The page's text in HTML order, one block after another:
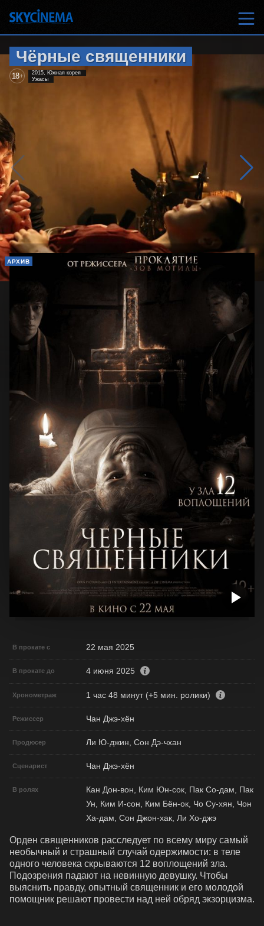
Чёрные священники
18+
2015, Южная корея
Ужасы
АРХИВ
В прокате с 22 мая 2025
В прокате до 4 июня 2025
Хронометраж 1 час 48 минут (+5 мин. ролики)
Режиссер Чан Джэ-хён
Продюсер Ли Ю-джин, Сон Дэ-чхан
Сценарист Чан Джэ-хён
В ролях
Кан Дон-вон, Ким Юн-сок, Пак Со-дам, Пак
Ун, Ким И-сон, Ким Бён-ок, Чо Су-хян, Чон
Ха-дам, Сон Джон-хак, Ли Хо-джэ
Орден священников расследует по всему миру самый
необычный и страшный случай одержимости: в теле
одного человека скрываются 12 воплощений зла.
Подозрения падают на невинную девушку. Чтобы
выяснить правду, опытный священник и его молодой
помощник решают провести над ней обряд экзорцизма.